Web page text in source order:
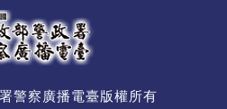
警察廣播電臺版權所有